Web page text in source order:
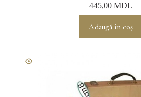
445,00MDL
Adaugă în coș